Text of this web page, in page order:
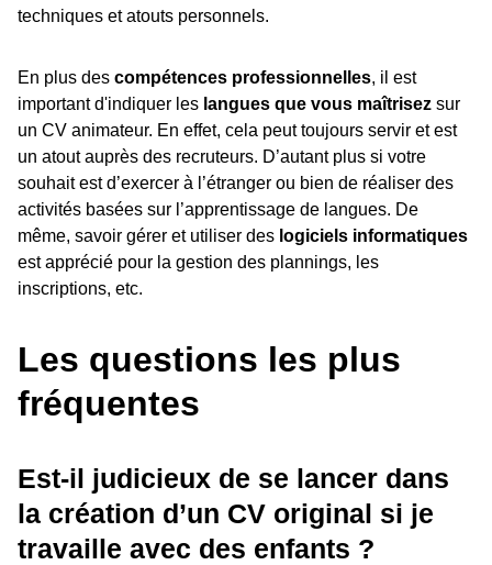
techniques et atouts personnels.
En plus des compétences professionnelles, il est
important d'indiquer les langues que vous maîtrisez sur
un CV animateur. En effet, cela peut toujours servir et est
un atout auprès des recruteurs. D’autant plus si votre
souhait est d’exercer à l’étranger ou bien de réaliser des
activités basées sur l’apprentissage de langues. De
même, savoir gérer et utiliser des logiciels informatiques
est apprécié pour la gestion des plannings, les
inscriptions, etc.
Les questions les plus
fréquentes
Est-il judicieux de se lancer dans
la création d’un CV original si je
travaille avec des enfants ?